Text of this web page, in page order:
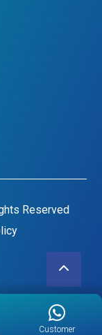
Reserved
Customer